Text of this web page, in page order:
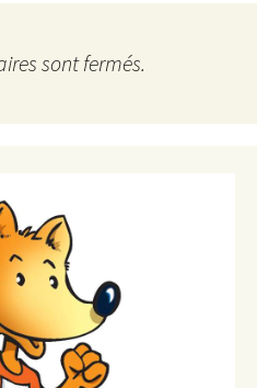
sont fermés.